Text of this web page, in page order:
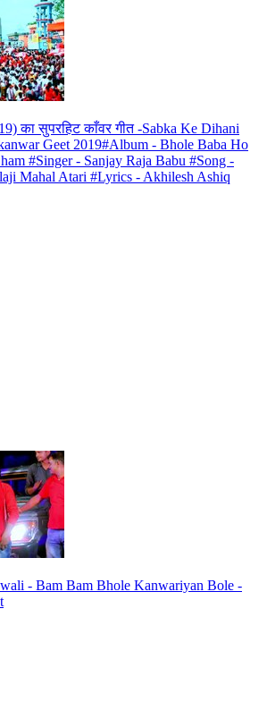
का सुपरहिट काँवर गीत -Sabka Ke Dihani
Geet 2019#Album - Bhole Baba Ho
#Singer - Sanjay Raja Babu #Song -
Mahal Atari #Lyrics - Akhilesh Ashiq
- Bam Bam Bhole Kanwariyan Bole -